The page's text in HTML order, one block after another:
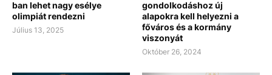
ban lehet nagy esélye
olimpiát rendezni
Július 13, 2025
gondolkodáshoz új
alapokra kell helyezni a
főváros és a kormány
viszonyát
Október 26, 2024